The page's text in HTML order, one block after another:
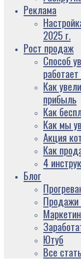
Реклама
2025 г.
Рост продаж
Способ
Как
прибыль
Как
Как мы
Акция
Как
4
Блог
Продажи
Ютуб
Все